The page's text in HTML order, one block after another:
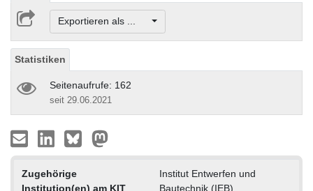
Exportieren als ...
Statistiken
Seitenaufrufe: 162
seit 29.06.2021
Zugehörige
Institution(en) am KIT
Institut Entwerfen und
Bautechnik (IEB)